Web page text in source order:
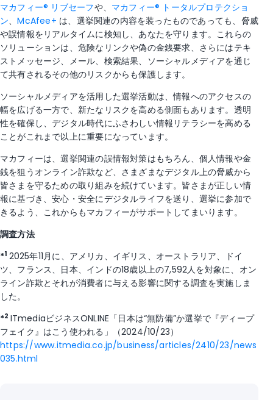
マカフィー® リブセーフや、 マカフィー® トータルプロテクショ
ン、McAfee+ は、選挙関連の内容を装ったものであっても、脅威
や誤情報をリアルタイムに検知し、あなたを守ります。これらの
ソリューションは、危険なリンクや偽の金銭要求、さらにはテキ
ストメッセージ、メール、検索結果、ソーシャルメディアを通じ
て共有されるその他のリスクからも保護します。
ソーシャルメディアを活用した選挙活動は、情報へのアクセスの
幅を広げる一方で、新たなリスクを高める側面もあります。透明
性を確保し、デジタル時代にふさわしい情報リテラシーを高める
ことがこれまで以上に重要になっています。
マカフィーは、選挙関連の誤情報対策はもちろん、個人情報や金
銭を狙うオンライン詐欺など、さまざまなデジタル上の脅威から
皆さまを守るための取り組みを続けています。皆さまが正しい情
報に基づき、安心・安全にデジタルライフを送り、選挙に参加で
きるよう、これからもマカフィーがサポートしてまいります。
調査方法
*1 2025年11月に、アメリカ、イギリス、オーストラリア、ドイ
ツ、フランス、日本、インドの18歳以上の7,592人を対象に、オン
ライン詐欺とそれが消費者に与える影響に関する調査を実施しま
した。
*2 ITmediaビジネスONLINE「日本は“無防備”か選挙で『ディープ
フェイク』はこう使われる」（2024/10/23）
https://www.itmedia.co.jp/business/articles/2410/23/news
035.html